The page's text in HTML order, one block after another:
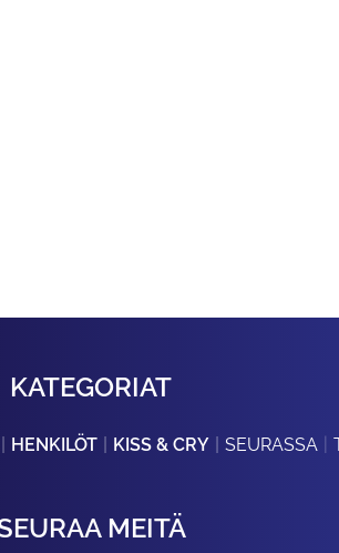
KATEGORIAT
HENKILÖT KISS & CRY SEURASSA
MEITÄ